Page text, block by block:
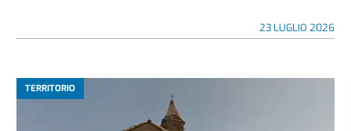
23 LUGLIO 2026
TERRITORIO